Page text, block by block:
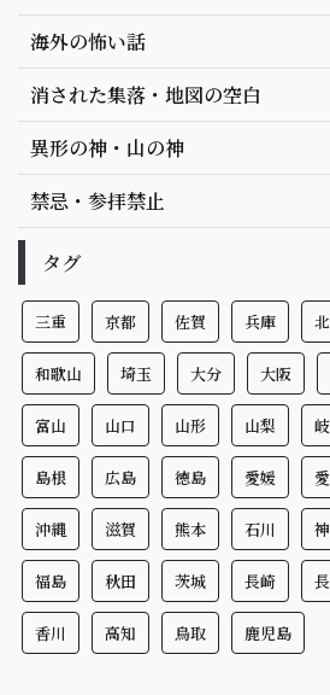
海外の怖い話
消された集落・地図の空白
異形の神・山の神
禁忌・参拝禁止
タグ
三重 京都 佐賀 兵庫
和歌山 埼玉 大分 大阪
富山 山口 山形 山梨
島根 広島 徳島 愛媛
沖縄 滋賀 熊本 石川
福島 秋田 茨城 長崎
香川 高知 鳥取 鹿児島